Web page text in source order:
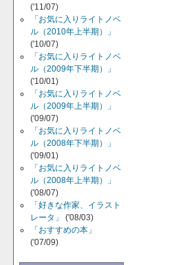
('11/07)
「お気に入りライトノベ
ル（2010年上半期）」
('10/07)
「お気に入りライトノベ
ル（2009年下半期）」
('10/01)
「お気に入りライトノベ
ル（2009年上半期）」
('09/07)
「お気に入りライトノベ
ル（2008年下半期）」
('09/01)
「お気に入りライトノベ
ル（2008年上半期）」
('08/07)
「好きな作家、イラスト
レータ」
('08/03)
「おすすめの本」
('07/09)